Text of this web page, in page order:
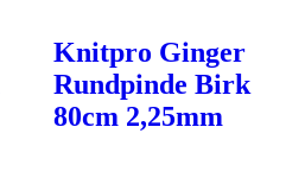
Knitpro Ginger
Rundpinde Birk
80cm 2,25mm